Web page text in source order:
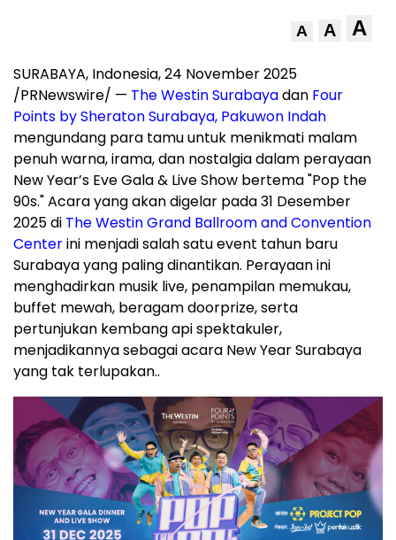
A A A
SURABAYA, Indonesia,24 November 2025
/PRNewswire/ — The Westin Surabayadan Four
Points by Sheraton Surabaya, Pakuwon Indah
mengundang para tamu untuk menikmati malam
penuh warna, irama, dan nostalgia dalam perayaan
New Year’s Eve Gala& Live Show bertema "Pop the
90s." Acara yang akan digelar pada 31 Desember
2025 di The Westin Grand Ballroom and Convention
Centerini menjadi salah satu event tahun baru
Surabayayang paling dinantikan. Perayaan ini
menghadirkan musik live, penampilan memukau,
buffet mewah, beragam doorprize, serta
pertunjukan kembang api spektakuler,
menjadikannya sebagai acara New Year Surabaya
yang tak terlupakan..